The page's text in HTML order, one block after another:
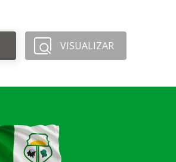
VISUALIZAR